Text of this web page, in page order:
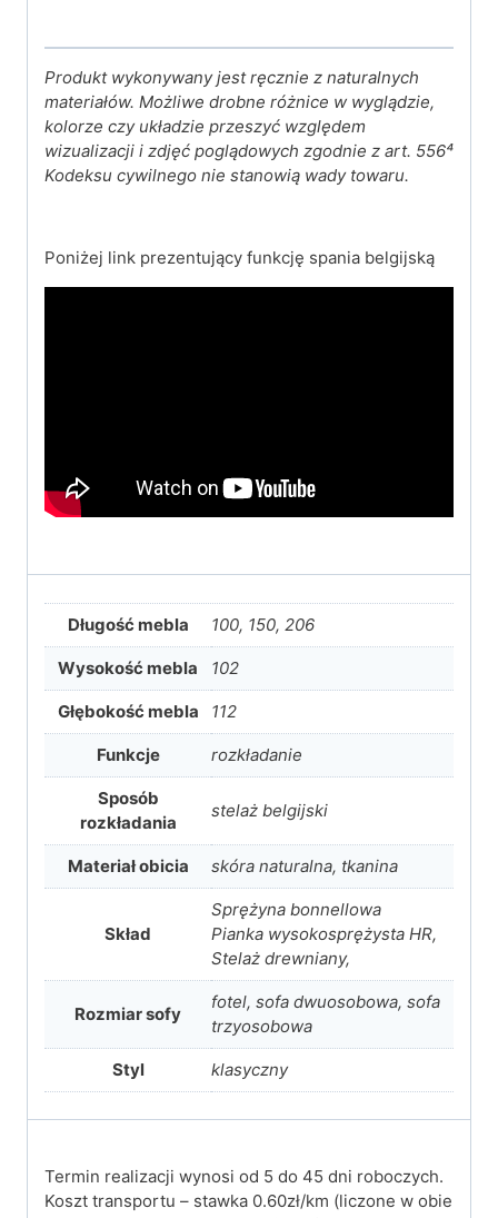
Produkt wykonywany jest ręcznie z naturalnych
materiałów. Możliwe drobne różnice w wyglądzie,
kolorze czy układzie przeszyć względem
wizualizacji i zdjęć poglądowych zgodnie z art. 556⁴
Kodeksu cywilnego nie stanowią wady towaru.
Poniżej link prezentujący funkcję spania belgijską
Długość mebla 100, 150, 206
Wysokość mebla 102
Głębokość mebla 112
Funkcje rozkładanie
Sposób
rozkładania
stelaż belgijski
Materiał obicia skóra naturalna, tkanina
Skład
Sprężyna bonnellowa
Pianka wysokosprężysta HR,
Stelaż drewniany,
Rozmiar sofy
fotel, sofa dwuosobowa, sofa
trzyosobowa
Styl klasyczny
Termin realizacji wynosi od 5 do 45 dni roboczych.
Koszt transportu – stawka 0.60zł/km (liczone w obie